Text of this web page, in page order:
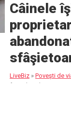
Câinele
LiveBiz » Poveşti de
fost abandonat –